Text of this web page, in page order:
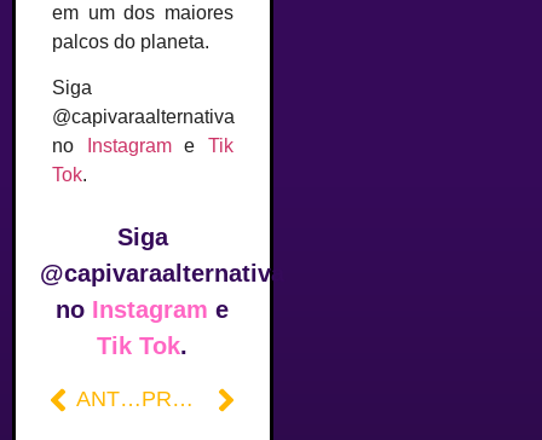
em um dos maiores
palcos do planeta.
Siga
@capivaraalternativa
no
Instagrame Tik
Tok.
Siga
@capivaraalternativa
no Instagram e
Tik Tok.
ANTERIOR PRÓXIMO